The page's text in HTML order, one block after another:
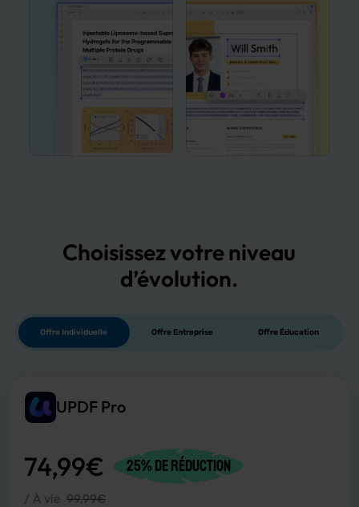
Choisissez votre niveau
d’évolution.
Offre Individuelle Offre Entreprise Offre Éducation
UPDF Pro
74,99€ 25% DE RÉDUCTION
/ À vie 99,99€